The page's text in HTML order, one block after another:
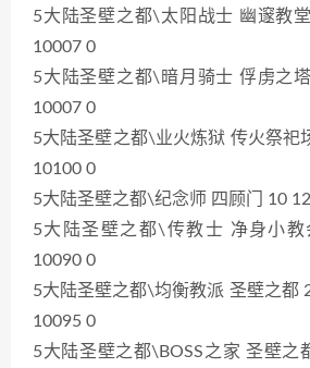
5大陆圣壁之都\太阳战士 幽邃教
10007 0
5大陆圣壁之都\暗月骑士 俘虏之
10007 0
5大陆圣壁之都\业火炼狱 传火祭祀
10100 0
5大陆圣壁之都\纪念师 四顾门 10
5大陆圣壁之都\传教士 净身小教
10090 0
5大陆圣壁之都\均衡教派 圣壁之都
10095 0
5大陆圣壁之都\BOSS之家 圣壁之